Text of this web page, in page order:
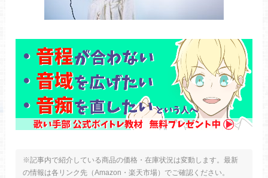
※記事内で紹介している商品の価格・在庫状況は変動します。最新
の情報は各リンク先（Amazon・楽天市場）でご確認ください。